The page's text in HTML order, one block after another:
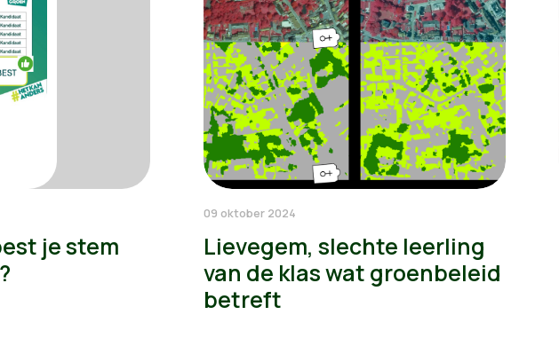
je stem
09 oktober 2024
Lievegem, slechte leerling
van de klas wat groenbeleid
betreft